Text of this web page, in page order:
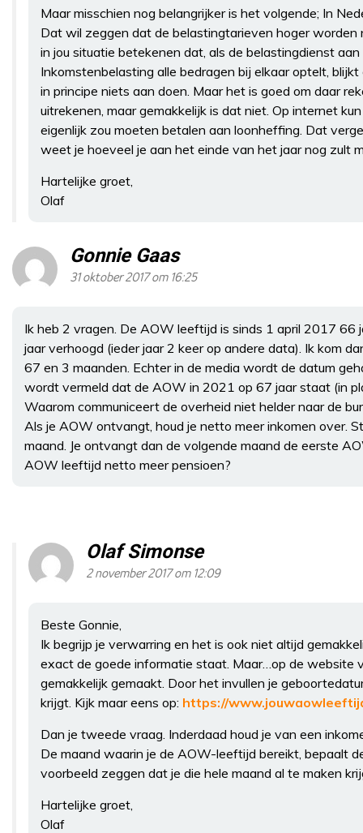
Maar misschien nog belangrijker is het volgende; In
Dat wil zeggen dat de belastingtarieven hoger
in jou situatie betekenen dat, als de belastingdienst
Inkomstenbelasting alle bedragen bij elkaar optelt,
in principe niets aan doen. Maar het is goed om daar
uitrekenen, maar gemakkelijk is dat niet. Op internet
eigenlijk zou moeten betalen aan loonheffing. Dat
weet je hoeveel je aan het einde van het jaar nog zult
Hartelijke groet,
Olaf
Gonnie Gaas
31 oktober 2017 om 16:25
Ik heb 2 vragen. De AOW leeftijd is sinds 1 april 2017
jaar verhoogd (ieder jaar 2 keer op andere data). Ik kom
67 en 3 maanden. Echter in de media wordt de datum
wordt vermeld dat de AOW in 2021 op 67 jaar staat (in
Waarom communiceert de overheid niet helder naar de
Als je AOW ontvangt, houd je netto meer inkomen over.
maand. Je ontvangt dan de volgende maand de eerste
AOW leeftijd netto meer pensioen?
Olaf Simonse
2 november 2017 om 12:09
Beste Gonnie,
Ik begrijp je verwarring en het is ook niet altijd
exact de goede informatie staat. Maar…op de website
gemakkelijk gemaakt. Door het invullen je
krijgt. Kijk maar eens op: https://
Dan je tweede vraag. Inderdaad houd je van een
De maand waarin je de AOW-leeftijd bereikt, bepaalt
voorbeeld zeggen dat je die hele maand al te maken
Hartelijke groet,
Olaf